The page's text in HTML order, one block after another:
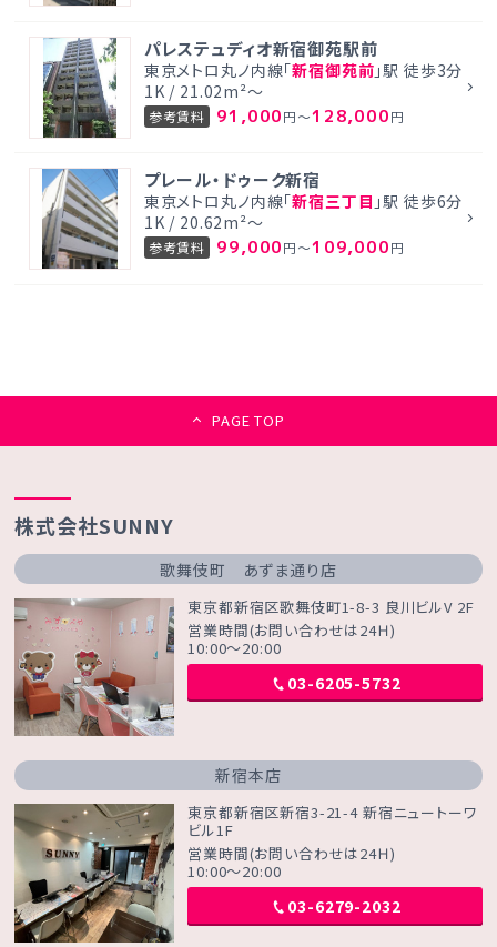
パレステュディオ新宿御苑駅前
東京メトロ丸ノ内線「新宿御苑前 」駅 徒歩3分
1K / 21.02m²～
参考賃料 91,000円～128,000円
プレール・ドゥーク新宿
東京メトロ丸ノ内線「新宿三丁目 」駅 徒歩6分
1K / 20.62m²～
参考賃料 99,000円～109,000円
PAGE TOP
株式会社SUNNY
歌舞伎町 あずま通り店
東京都新宿区歌舞伎町1-8-3 良川ビルV 2F
営業時間(お問い合わせは24Ｈ)
10:00～20:00
03-6205-5732
新宿本店
東京都新宿区新宿3-21-4 新宿ニュートーワ
ビル1F
営業時間(お問い合わせは24Ｈ)
10:00～20:00
03-6279-2032